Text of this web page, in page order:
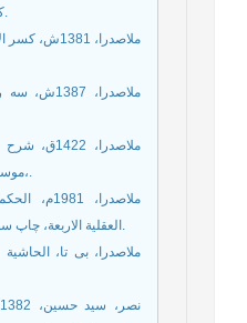
کتابخانه مرعشی نجفی، قم.
ملاصدرا،
ملاصدرا،
ملاصدرا،
،موسسة التاريخ العربى، ‏ بيروت‏.
ملاصدرا،
العقلية الاربعة، چاپ سوم، دار احیاء التراث بیروت.
ملاصدرا، بی تا،